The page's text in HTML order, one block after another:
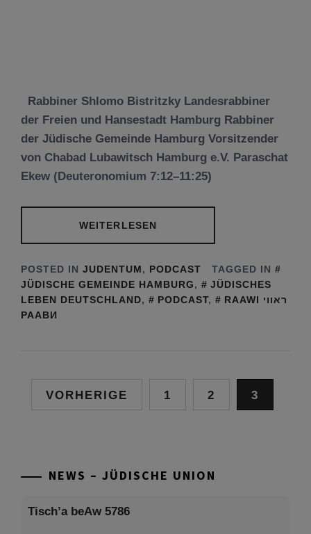
Rabbiner Shlomo Bistritzky Landesrabbiner
der Freien und Hansestadt Hamburg Rabbiner
der Jüdische Gemeinde Hamburg Vorsitzender
von Chabad Lubawitsch Hamburg e.V. Paraschat
Ekew (Deuteronomium 7:12–11:25)
WEITERLESEN
POSTED IN JUDENTUM, PODCAST
TAGGED IN
JÜDISCHE GEMEINDE HAMBURG,
JÜDISCHES
LEBEN DEUTSCHLAND, PODCAST,
RAAWI ראווי
РААВИ
Seitennummerierung
VORHERIGE 1 2 3
NEWS – JÜDISCHE UNION
Tisch’a beAw 5786